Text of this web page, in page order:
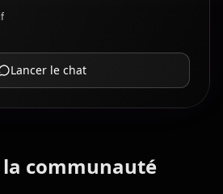
Lancer le chat
communauté